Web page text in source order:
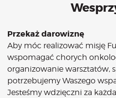
Przekaż darowiznę
Aby móc realizować misję
wspomagać chorych
organizowanie warsztatów,
potrzebujemy Waszego
Jesteśmy wdzięczni za
Bądź na